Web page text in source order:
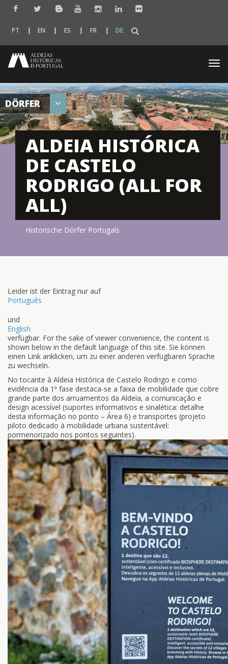
PT EN ES FR DE
DÖRFER
ALDEIA HISTÓRICA
DE CASTELO
RODRIGO (ALL FOR
ALL)
Historische Dörfer Portugals
Leider ist der Eintrag nur auf
Português
und
English
verfügbar. For the sake of viewer convenience, the content is
shown below in the default language of this site. Sie können
einen Link anklicken, um zu einer anderen verfügbaren Sprache
zu wechseln.
No tocante à Aldeia Histórica de Castelo Rodrigo e como
evidência da 1ª fase destaca-se a faixa de mobilidade que cobre
grande parte dos arruamentos da Aldeia, a comunicação e
design acessível (suportes informativos e sinalética: detalhe
desta informação no ponto – Área 6) e transportes (projeto
piloto dedicado à mobilidade urbana sustentável:
pormenorizado nos pontos seguintes).